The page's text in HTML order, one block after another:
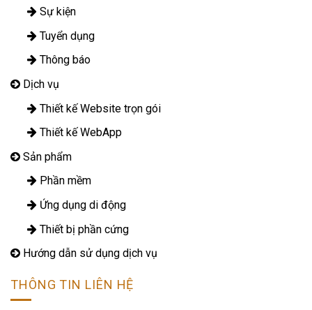
Sự kiện
Tuyển dụng
Thông báo
Dịch vụ
Thiết kế Website trọn gói
Thiết kế WebApp
Sản phẩm
Phần mềm
Ứng dụng di động
Thiết bị phần cứng
Hướng dẫn sử dụng dịch vụ
THÔNG TIN LIÊN HỆ